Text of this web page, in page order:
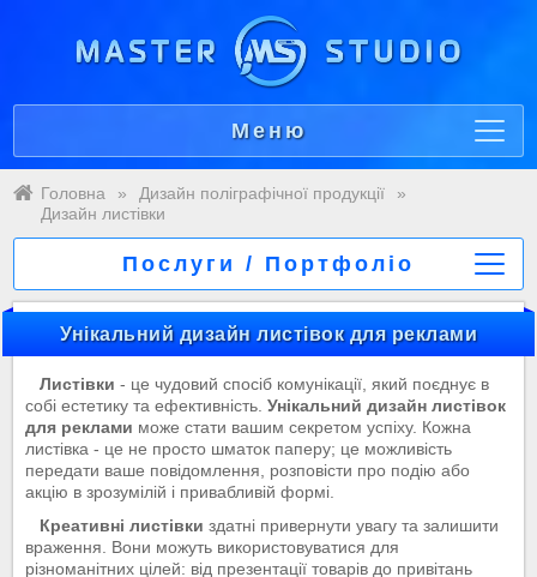
Меню
Головна » Дизайн поліграфічної продукції
»
Дизайн листівки
Послуги / Портфоліо
Унікальний дизайн листівок для реклами
Листівки - це чудовий спосіб комунікації, який поєднує в
собі естетику та ефективність. Унікальний дизайн листівок
для реклами може стати вашим секретом успіху. Кожна
листівка - це не просто шматок паперу; це можливість
передати ваше повідомлення, розповісти про подію або
акцію в зрозумілій і привабливій формі.
Креативні листівки здатні привернути увагу та залишити
враження. Вони можуть використовуватися для
різноманітних цілей: від презентації товарів до привітань